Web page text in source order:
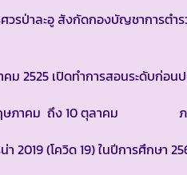
รป่าละอู สังกัดกองบัญชาการตำ
เปิดทำการสอนระดับก่อน
คม ถึง 10 ตุลาคม ภาคเรีย
2019 (โควิด 19) ในปีการศึกษา